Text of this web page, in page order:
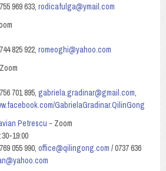
969 633, rodicafulga@ymail.com
825 922, romeoghi@yahoo.com
701 895, gabriela.gradinar@gmail.com,
GabrielaGradinar.QilinGong
Petrescu - Zoom
19:00
055 990, office@qilingong.com / 0737 636